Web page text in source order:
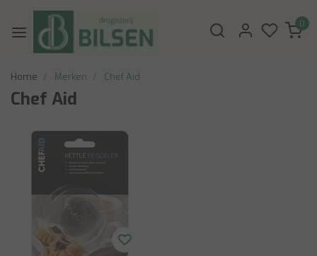
0
Home Merken Chef Aid
Chef Aid